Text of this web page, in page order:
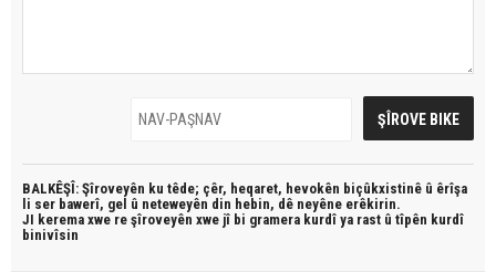
BALKÊŞÎ: Şîroveyên ku têde; çêr, heqaret, hevokên biçûkxistinê û êrîşa
li ser bawerî, gel û neteweyên din hebin, dê neyêne erêkirin.
JI kerema xwe re şîroveyên xwe jî bi gramera kurdî ya rast û tîpên kurdî
binivîsin